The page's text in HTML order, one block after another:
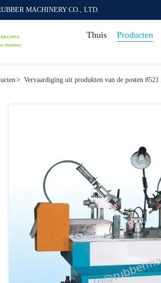
MACHINERY CO., LTD.
Thuis Producten
> Vervaardiging uit produkten van de posten